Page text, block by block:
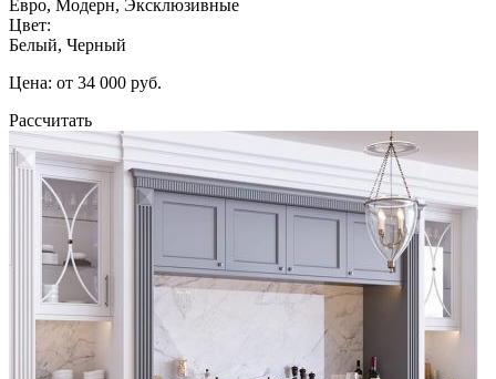
Евро, Модерн, Эксклюзивные
Цвет:
Белый, Черный
Цена: от 34 000 руб.
Рассчитать